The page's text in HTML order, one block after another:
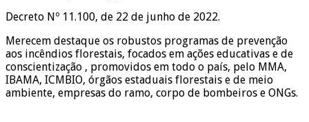
Decreto Nº 11.100, de 22 de junho de 2022.
Merecem destaque os robustos programas de prevenção
aos incêndios florestais, focados em ações educativas e de
conscientização , promovidos em todo o país, pelo MMA,
IBAMA, ICMBIO, órgãos estaduais florestais e de meio
ambiente, empresas do ramo, corpo de bombeiros e ONGs.